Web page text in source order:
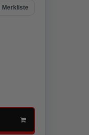
Merkliste